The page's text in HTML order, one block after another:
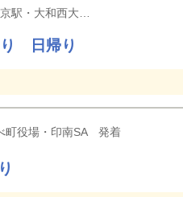
り 日帰り
町役場・印南SA 発着